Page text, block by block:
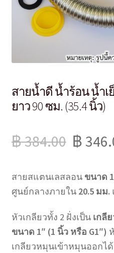
สายน้ำดี น้ำร้อน น้ำเ
ยาว 90 ซม. (35.4 นิ้ว)
฿384.00 ฿
สายสแตนเลสลอน ขนาด
ศูนย์กลางภายใน 20.5 มม.
หัวเกลียวทั้ง 2 ฝั่งเป็น เกลี
ขนาด 1″ (1 นิ้ว หรือ G1″)
เกลียวหมุนเข้าหมุนออกไ